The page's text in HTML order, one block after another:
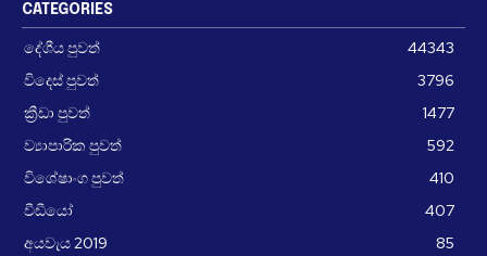
CATEGORIES
දේශීය පුවත්
44343
විදෙස් පුවත්
3796
ක්‍රීඩා පුවත්
1477
ව්‍යාපාරික පුවත්
592
විශේෂාංග පුවත්
410
වීඩීයෝ
407
අයවැය 2019
85